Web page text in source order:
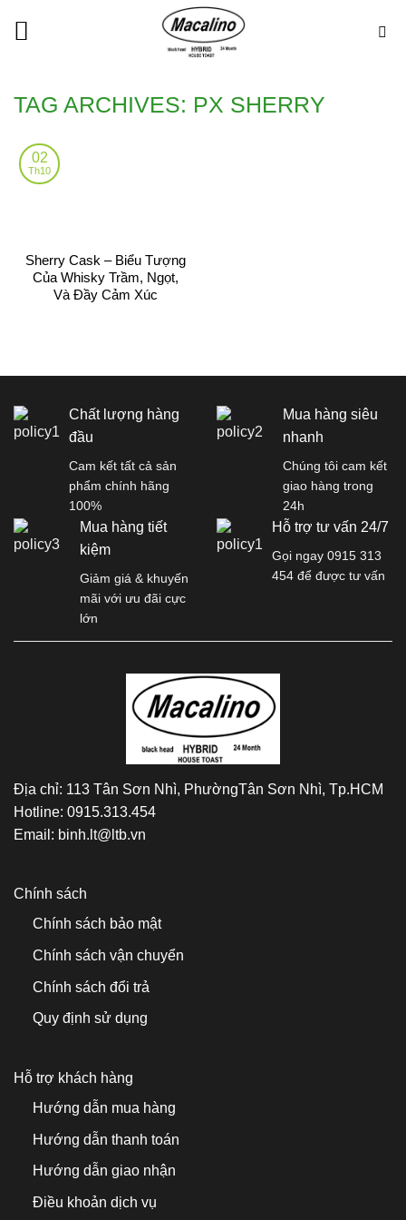
TAG ARCHIVES: PX SHERRY
Sherry Cask – Biểu Tượng
Của Whisky Trầm, Ngọt,
Và Đầy Cảm Xúc
02
Th10
Chất lượng hàng
đầu
Cam kết tất cả sản
phẩm chính hãng
100%
Mua hàng siêu
nhanh
Chúng tôi cam kết
giao hàng trong
24h
Mua hàng tiết
kiệm
Giảm giá & khuyến
mãi với ưu đãi cực
lớn
Hỗ trợ tư vấn 24/7
Gọi ngay 0915 313
454 để được tư vấn
Địa chỉ: 113 Tân Sơn Nhì, PhườngTân Sơn Nhì, Tp.HCM
Hotline: 0915.313.454
Email: binh.lt@ltb.vn
Chính sách
Chính sách bảo mật
Chính sách vận chuyển
Chính sách đổi trả
Quy định sử dụng
Hỗ trợ khách hàng
Hướng dẫn mua hàng
Hướng dẫn thanh toán
Hướng dẫn giao nhận
Điều khoản dịch vụ